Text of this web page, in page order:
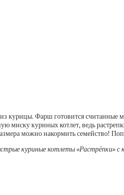
курицы. Фарш готовится
миску куриных котлет, ведь
можно накормить семейство!
куриные котлеты «Растрёпки» с